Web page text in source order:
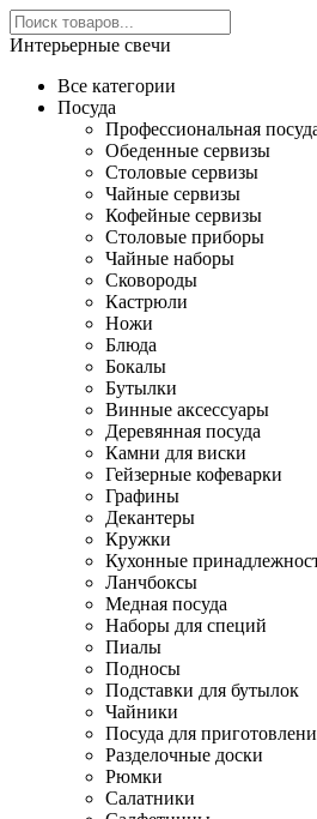
Интерьерные свечи
Все категории
Посуда
Профессиональная
Обеденные сервизы
Столовые сервизы
Чайные сервизы
Кофейные сервизы
Столовые приборы
Чайные наборы
Сковороды
Кастрюли
Ножи
Блюда
Бокалы
Бутылки
Винные аксессуары
Деревянная посуда
Камни для виски
Гейзерные кофеварки
Графины
Декантеры
Кружки
Кухонные
Ланчбоксы
Медная посуда
Наборы для специй
Пиалы
Подносы
Подставки для бутылок
Чайники
Посуда для
Разделочные доски
Рюмки
Салатники